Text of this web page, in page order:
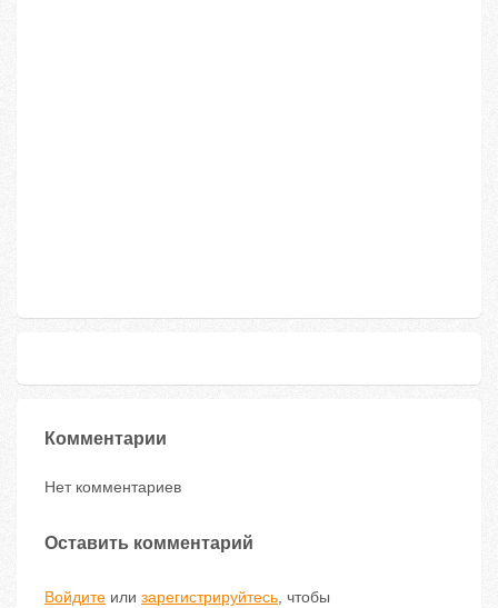
Комментарии
Нет комментариев
Оставить комментарий
Войдите или зарегистрируйтесь, чтобы